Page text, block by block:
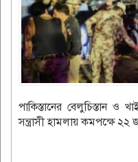
পাকিস্তানের বেলুচিস্তান ও
সন্ত্রাসী হামলায় কমপক্ষে ২২